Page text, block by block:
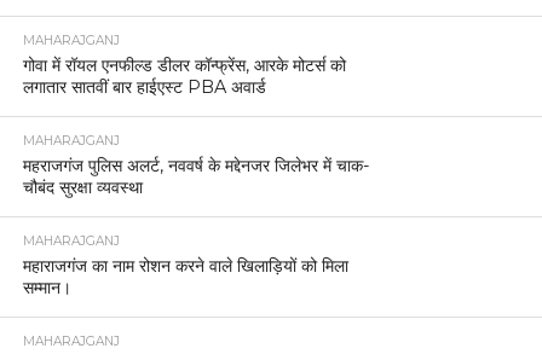
MAHARAJGANJ
गोवा में रॉयल एनफील्ड डीलर कॉन्फ्रेंस, आरके मोटर्स को
लगातार सातवीं बार हाईएस्ट PBA अवार्ड
MAHARAJGANJ
महराजगंज पुलिस अलर्ट, नववर्ष के मद्देनजर जिलेभर में चाक-
चौबंद सुरक्षा व्यवस्था
MAHARAJGANJ
महाराजगंज का नाम रोशन करने वाले खिलाड़ियों को मिला
सम्मान।
MAHARAJGANJ